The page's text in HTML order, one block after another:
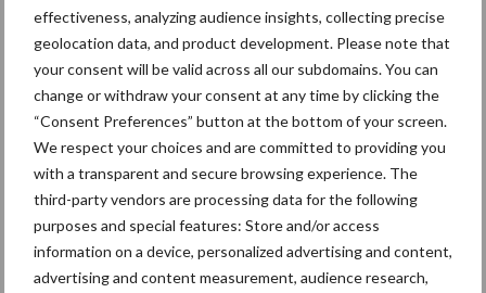
effectiveness, analyzing audience insights, collecting precise
geolocation data, and product development. Please note that
your consent will be valid across all our subdomains. You can
change or withdraw your consent at any time by clicking the
“Consent Preferences” button at the bottom of your screen.
We respect your choices and are committed to providing you
with a transparent and secure browsing experience. The
third-party vendors are processing data for the following
purposes and special features: Store and/or access
information on a device, personalized advertising and content,
advertising and content measurement, audience research,
populaties. Dat leidt ertoe dat er vaak veel vragen zijn bij de
telers als ze onverwacht hoge AM-besmettingen tegenkomen.
Veel telers overleggen graag met een ervaren adviseur, zodat ze
de beste keuzes maken in hun AM-aanpak.
Alle informatie over de ontwikkelingen van AM-populaties en
AM-virulentie en de maatregelen (zoals rassenkeuze, organische
stof beheer, sturing op pH, groenbemesters, vanggewassen)
wordt gebruikt voor het trainen van telers om meer grip op hun
AM-problematiek te krijgen. In zomer 2023 is landelijk hard
gewerkt aan een update van alle kennis over beheersing van